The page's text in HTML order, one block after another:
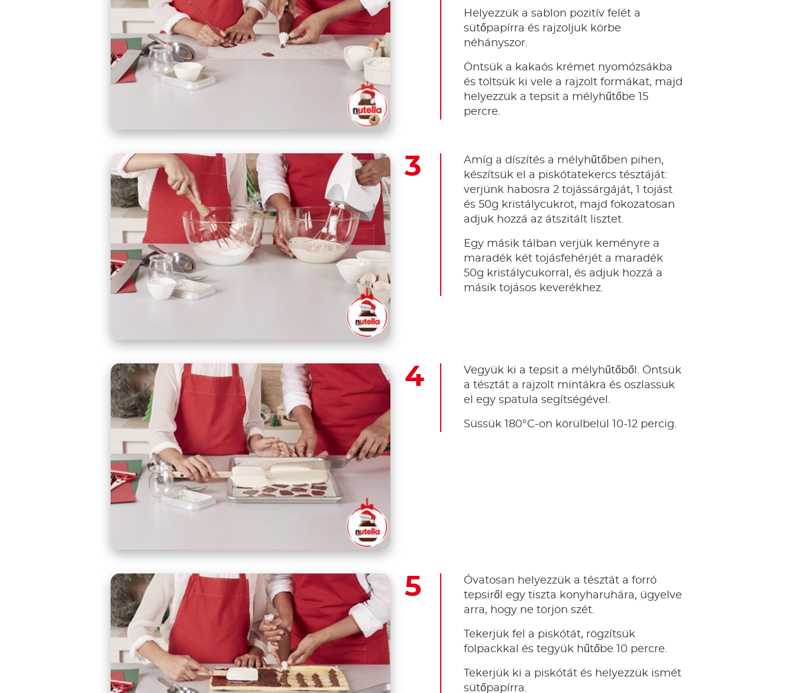
Helyezzük a sablon pozitív felét a
sütőpapírra és rajzoljuk körbe
néhányszor.
Öntsük a kakaós krémet nyomózsákba
és töltsük ki vele a rajzolt formákat, majd
helyezzük a tepsit a mélyhűtőbe 15
percre.
Amíg a díszítés a mélyhűtőben pihen,
készítsük el a piskótatekercs tésztáját:
verjünk habosra 2 tojássárgáját, 1 tojást
és 50g kristálycukrot, majd fokozatosan
adjuk hozzá az átszitált lisztet.
Egy másik tálban verjük keményre a
maradék két tojásfehérjét a maradék
50g kristálycukorral, és adjuk hozzá a
másik tojásos keverékhez.
Vegyük ki a tepsit a mélyhűtőből. Öntsük
a tésztát a rajzolt mintákra és oszlassuk
el egy spatula segítségével.
Süssük 180°C-on körülbelül 10-12 percig.
Óvatosan helyezzük a tésztát a forró
tepsiről egy tiszta konyharuhára, ügyelve
arra, hogy ne törjön szét.
Tekerjük fel a piskótát, rögzítsük
folpackkal és tegyük hűtőbe 10 percre.
Tekerjük ki a piskótát és helyezzük ismét
sütőpapírra.